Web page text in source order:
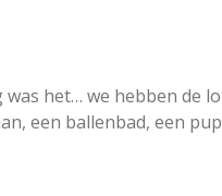
was het… we hebben de
een ballenbad, een